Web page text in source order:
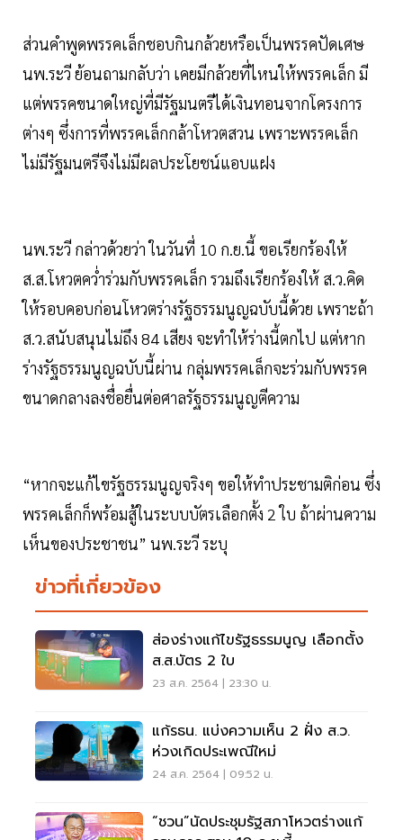
ส่วนคำพูดพรรคเล็กชอบกินกล้วยหรือเป็นพรรคปัดเศษ
นพ.ระวี ย้อนถามกลับว่า เคยมีกล้วยที่ไหนให้พรรคเล็ก มี
แต่พรรคขนาดใหญ่ที่มีรัฐมนตรีได้เงินทอนจากโครงการ
ต่างๆ ซึ่งการที่พรรคเล็กกล้าโหวตสวน เพราะพรรคเล็ก
ไม่มีรัฐมนตรีจึงไม่มีผลประโยชน์แอบแฝง
นพ.ระวี กล่าวด้วยว่า ในวันที่ 10 ก.ย.นี้ ขอเรียกร้องให้
ส.ส.โหวตคว่ำร่วมกับพรรคเล็ก รวมถึงเรียกร้องให้ ส.ว.คิด
ให้รอบคอบก่อนโหวตร่างรัฐธรรมนูญฉบับนี้ด้วย เพราะถ้า
ส.ว.สนับสนุนไม่ถึง 84 เสียง จะทำให้ร่างนี้ตกไป แต่หาก
ร่างรัฐธรรมนูญฉบับนี้ผ่าน กลุ่มพรรคเล็กจะร่วมกับพรรค
ขนาดกลางลงชื่อยื่นต่อศาลรัฐธรรมนูญตีความ
“หากจะแก้ไขรัฐธรรมนูญจริงๆ ขอให้ทำประชามติก่อน ซึ่ง
พรรคเล็กก็พร้อมสู้ในระบบบัตรเลือกตั้ง 2 ใบ ถ้าผ่านความ
เห็นของประชาชน” นพ.ระวี ระบุ
ข่าวที่เกี่ยวข้อง
ส่องร่างแก้ไขรัฐธรรมนูญ เลือกตั้ง
ส.ส.บัตร 2 ใบ
23 ส.ค. 2564 | 23:30 น.
แก้รธน. แบ่งความเห็น 2 ฝั่ง ส.ว.
ห่วงเกิดประเพณีใหม่
24 ส.ค. 2564 | 09:52 น.
“ชวน”นัดประชุมรัฐสภาโหวตร่างแก้